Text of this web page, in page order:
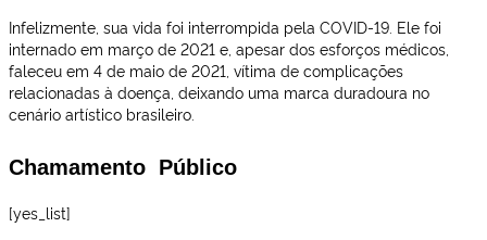
Infelizmente, sua vida foi interrompida pela COVID-19. Ele foi
internado em março de 2021 e, apesar dos esforços médicos,
faleceu em 4 de maio de 2021, vítima de complicações
relacionadas à doença, deixando uma marca duradoura no
cenário artístico brasileiro.
Chamamento Público
[yes_list]